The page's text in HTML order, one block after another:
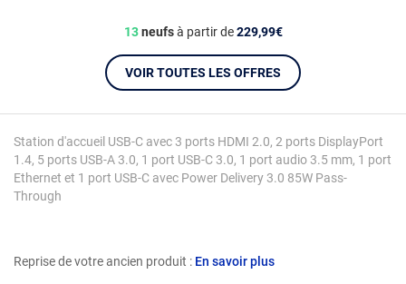
Reprise de votre ancien produit : En savoir plus
Station d'accueil USB-C avec 3 ports HDMI 2.0, 2 ports DisplayPort
1.4, 5 ports USB-A 3.0, 1 port USB-C 3.0, 1 port audio 3.5 mm, 1 port
Ethernet et 1 port USB-C avec Power Delivery 3.0 85W Pass-
Through
13neufsà partir de229,99€
VOIR TOUTES LES OFFRES